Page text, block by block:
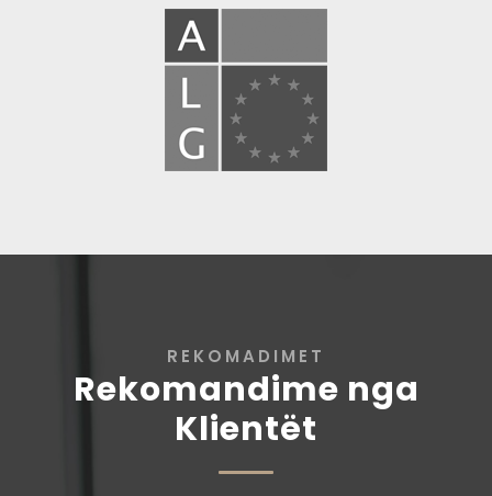
REKOMADIMET
Rekomandime nga
Klientët